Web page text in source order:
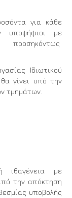
για κάθε
υποψήφιοι με
Ιδιωτικού
γίνει υπό την
τμημάτων.
ιθαγένεια με
την απόκτηση
υποβολής